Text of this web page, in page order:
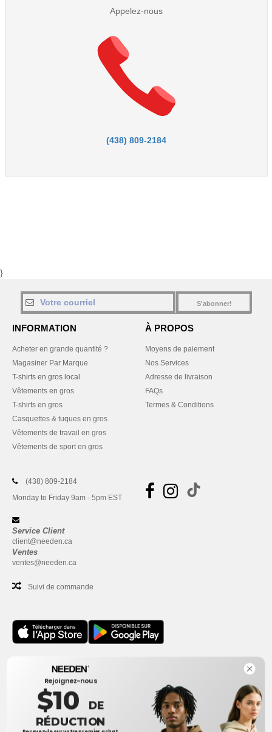
Appelez-nous
(438) 809-2184
}
S'abonner!
INFORMATION
Acheter en grande quantité ?
Magasiner Par Marque
T-shirts en gros local
Vêtements en gros
T-shirts en gros
Casquettes & tuques en gros
Vêtements de travail en gros
Vêtements de sport en gros
À PROPOS
Moyens de paiement
Nos Services
Adresse de livraison
FAQs
Termes & Conditions
(438) 809-2184
Monday to Friday 9am - 5pm EST
Service Client
client@needen.ca
Ventes
ventes@needen.ca
Suivi de commande
Bureau
One Dundas Street West Suite 2500
Toronto, Ontario, M5G 1Z3
Ceci n'est PAS l'adresse de retour. Pour les retours, voir ici
Rejoignez-nous
$10 DE
RÉDUCTION